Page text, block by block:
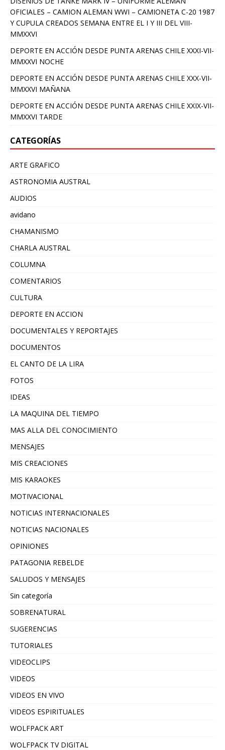
OFICIALES – CAMION ALEMAN WWI – CAMIONETA C-20 1987
Y CUPULA CREADOS SEMANA ENTRE EL I Y III DEL VIII-
MMXXVI
DEPORTE EN ACCIÓN DESDE PUNTA ARENAS CHILE XXXI-VII-
MMXXVI NOCHE
DEPORTE EN ACCIÓN DESDE PUNTA ARENAS CHILE XXX-VII-
MMXXVI MAÑANA
DEPORTE EN ACCIÓN DESDE PUNTA ARENAS CHILE XXIX-VII-
MMXXVI TARDE
CATEGORÍAS
ARTE GRAFICO
ASTRONOMIA AUSTRAL
AUDIOS
avidano
CHAMANISMO
CHARLA AUSTRAL
COLUMNA
COMENTARIOS
CULTURA
DEPORTE EN ACCION
DOCUMENTALES Y REPORTAJES
DOCUMENTOS
EL CANTO DE LA LIRA
FOTOS
IDEAS
LA MAQUINA DEL TIEMPO
MAS ALLA DEL CONOCIMIENTO
MENSAJES
MIS CREACIONES
MIS KARAOKES
MOTIVACIONAL
NOTICIAS INTERNACIONALES
NOTICIAS NACIONALES
OPINIONES
PATAGONIA REBELDE
SALUDOS Y MENSAJES
Sin categoría
SOBRENATURAL
SUGERENCIAS
TUTORIALES
VIDEOCLIPS
VIDEOS
VIDEOS EN VIVO
VIDEOS ESPIRITUALES
WOLFPACK ART
WOLFPACK TV DIGITAL